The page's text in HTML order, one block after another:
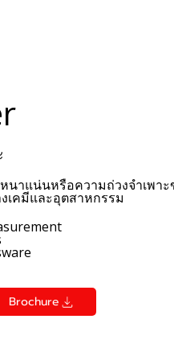
าแน่นหรือความถ่วงจำเพาะ
เคมีและอุตสาหกรรม
Brochure